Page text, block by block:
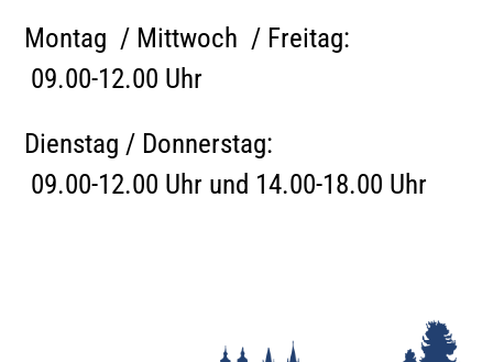
Montag / Mittwoch / Freitag:
09.00-12.00 Uhr
Dienstag / Donnerstag:
09.00-12.00 Uhr und 14.00-18.00 Uhr